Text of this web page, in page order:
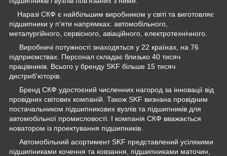
Наразі СКФ є найбільшим виробником у світі та виготовляє
підшипники у п'яти напрямках: автомобільного,
металургійного, сервісного, авіаційного, електротехнічного.
Виробничі потужності знаходяться у 22 країнах, на 76
підприємствах. Персонал складає близько 40 тисяч
працівників. Всього у бренду SKF більше 15 тисяч
дистриб'юторів.
Бренд СКФ удостоєний численних нагород за інновації від
провідних світових компаній. Також SKF визнана провідним
постачальником підшипникових вузлів та підшипників для
автомобільної промисловості. І компанія СКФ вважається
новатором із проектування підшипників.
Автомобільний асортимент SKF представлений усілякими
підшипниками кочення та ковзання, підшипниками маточин,